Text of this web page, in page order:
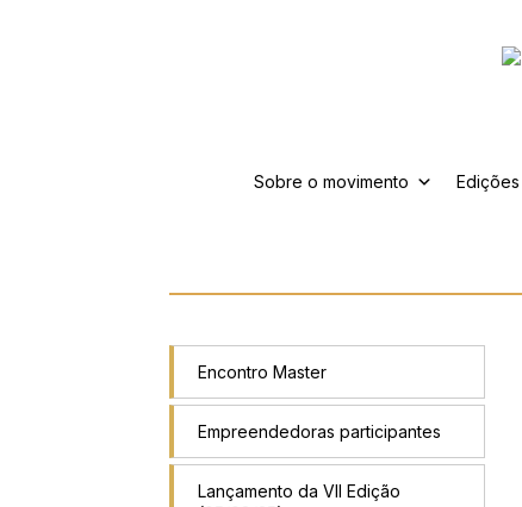
Sobre o movimento Edições
Encontro Master
Empreendedoras participantes
Lançamento da VII Edição